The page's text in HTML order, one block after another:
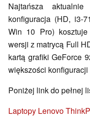
Najtańsza
konfiguracja (HD, i3-
Win 10 Pro) kosztuje
wersji z matrycą Full
kartą grafiki GeForce
większości
Poniżej link do pełnej
Laptopy Lenovo